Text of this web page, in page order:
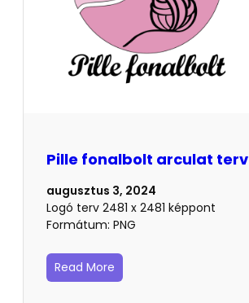
Pille fonalbolt arculat terv
augusztus 3, 2024
Logó terv 2481 x 2481 képpont
Formátum: PNG
Read More